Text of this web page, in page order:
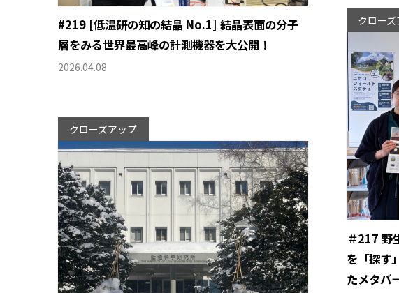
#219 [低温研の知の結晶 No.1] 結晶表面の分子
層をみる世界最高峰の計測機器を大公開！
2026.04.08
クロー
＃217 野
を「探す
たメタバ
クローズアップ